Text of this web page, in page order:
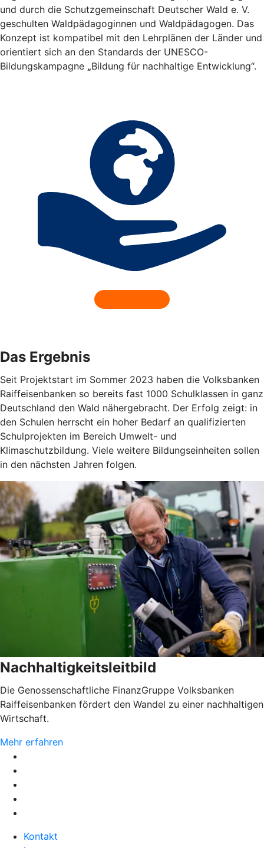
und durch die Schutzgemeinschaft Deutscher Wald e. V.
geschulten Waldpädagoginnen und Waldpädagogen. Das
Konzept ist kompatibel mit den Lehrplänen der Länder und
orientiert sich an den Standards der UNESCO-
Bildungskampagne „Bildung für nachhaltige Entwicklung“.
Das Ergebnis
Seit Projektstart im Sommer 2023 haben die Volksbanken
Raiffeisenbanken so bereits fast 1000 Schulklassen in ganz
Deutschland den Wald nähergebracht. Der Erfolg zeigt: in
den Schulen herrscht ein hoher Bedarf an qualifizierten
Schulprojekten im Bereich Umwelt- und
Klimaschutzbildung. Viele weitere Bildungseinheiten sollen
in den nächsten Jahren folgen.
Nachhaltigkeitsleitbild
Die Genossenschaftliche FinanzGruppe Volksbanken
Raiffeisenbanken fördert den Wandel zu einer nachhaltigen
Wirtschaft.
Mehr erfahren
Kontakt